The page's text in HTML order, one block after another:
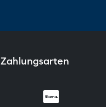
Zahlungsarten